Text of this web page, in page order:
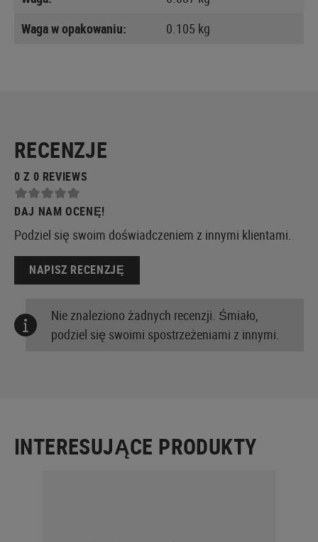
Waga w opakowaniu:
0.105 kg
RECENZJE
0 Z 0 REVIEWS
DAJ NAM OCENĘ!
Podziel się swoim doświadczeniem z innymi klientami.
NAPISZ RECENZJĘ
Nie znaleziono żadnych recenzji. Śmiało,
podziel się swoimi spostrzeżeniami z innymi.
INTERESUJĄCE PRODUKTY